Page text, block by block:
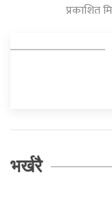
प्रकाशित
भर्खरै